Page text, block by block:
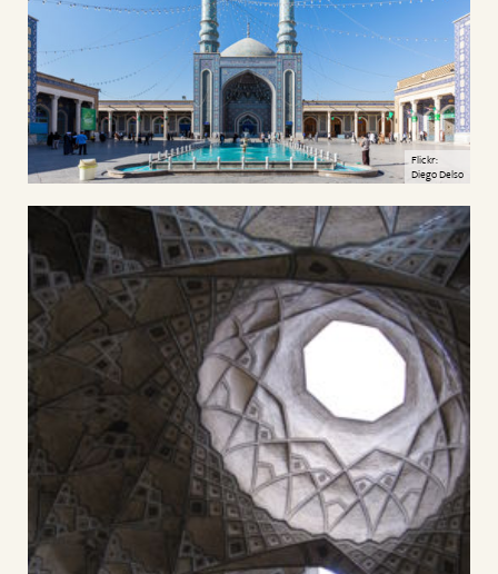
Flickr:
Diego Delso